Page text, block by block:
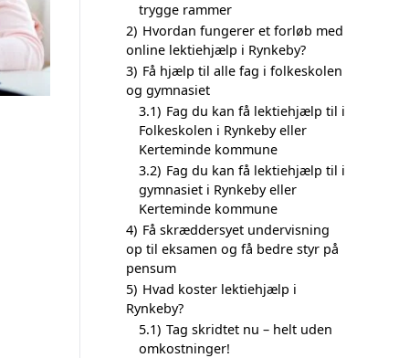
trygge rammer
2) Hvordan fungerer et forløb med
online lektiehjælp i Rynkeby?
3) Få hjælp til alle fag i folkeskolen
og gymnasiet
3.1) Fag du kan få lektiehjælp til i
Folkeskolen i Rynkeby eller
Kerteminde kommune
3.2) Fag du kan få lektiehjælp til i
gymnasiet i Rynkeby eller
Kerteminde kommune
4) Få skræddersyet undervisning
op til eksamen og få bedre styr på
pensum
5) Hvad koster lektiehjælp i
Rynkeby?
5.1) Tag skridtet nu – helt uden
omkostninger!